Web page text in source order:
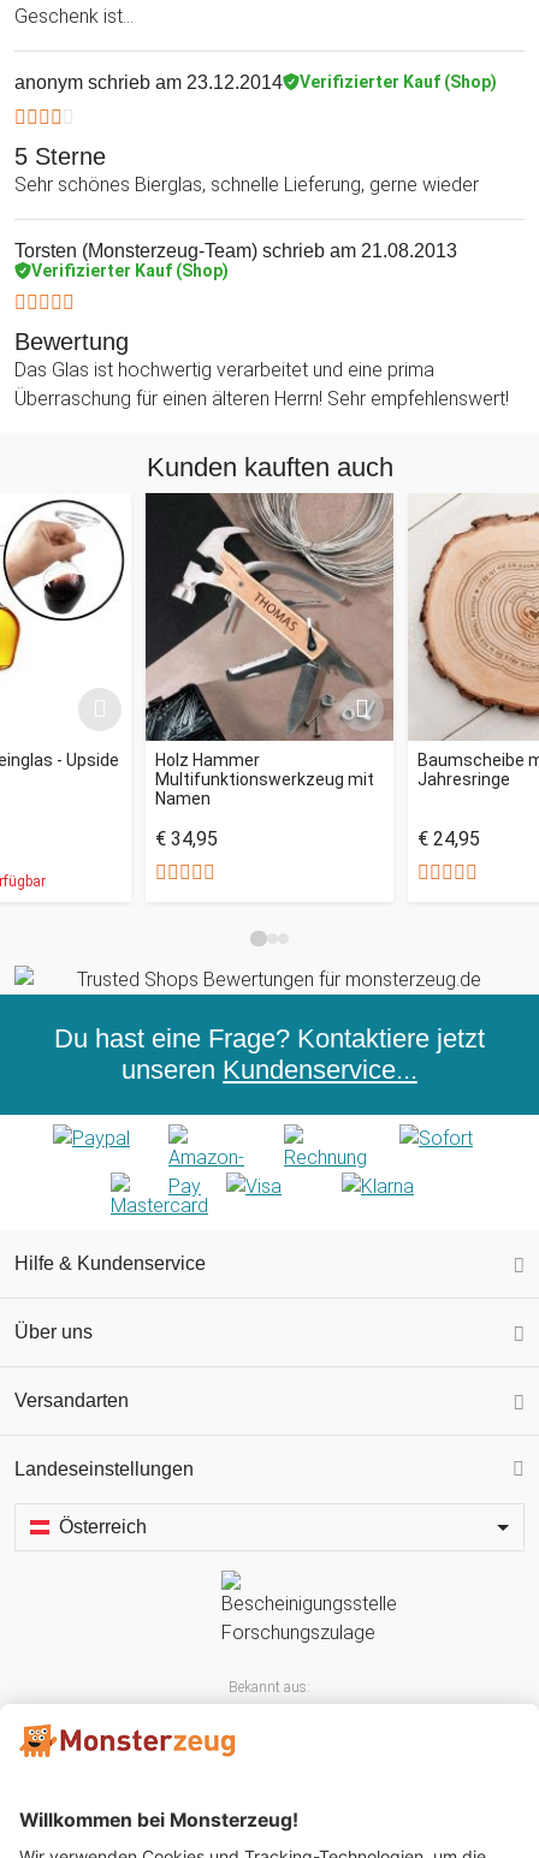
Geschenk ist...
anonym schrieb am 23.12.2014 Verifizierter Kauf (Shop)
5 Sterne
Sehr schönes Bierglas, schnelle Lieferung, gerne wieder
Torsten (Monsterzeug-Team) schrieb am 21.08.2013
Verifizierter Kauf (Shop)
Bewertung
Das Glas ist hochwertig verarbeitet und eine prima
Überraschung für einen älteren Herrn! Sehr empfehlenswert!
Kunden kauften auch
- Upside
Holz Hammer
Multifunktionswerkzeug mit
Namen
€ 34,95
Baumscheibe
Jahresringe
€ 24,95
Du hast eine Frage? Kontaktiere jetzt
unseren Kundenservice...
Hilfe & Kundenservice
Über uns
Versandarten
Landeseinstellungen
Österreich
Bekannt aus: